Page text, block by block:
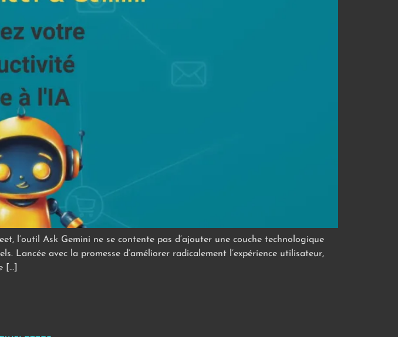
l’outil Ask Gemini ne se contente pas d’ajouter une couche technologique
Lancée avec la promesse d’améliorer radicalement l’expérience utilisateur,
[…]